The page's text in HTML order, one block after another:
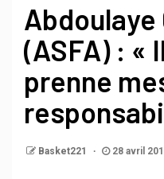
Abdoulaye
(ASFA) : «
prenne
Basket221 28 avril